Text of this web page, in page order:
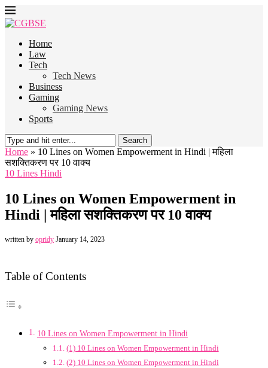
Home
Law
Tech
Tech News
Business
Gaming
Gaming News
Sports
Search
Home » 10 Lines on Women Empowerment in Hindi | महिला
सशक्तिकरण पर 10 वाक्य
10 Lines Hindi
10 Lines on Women Empowerment in
Hindi | महिला सशक्तिकरण पर 10 वाक्य
written by opridy January 14, 2023
Table of Contents
10 Lines on Women Empowerment in Hindi
(1) 10 Lines on Women Empowerment in Hindi
(2) 10 Lines on Women Empowerment in Hindi